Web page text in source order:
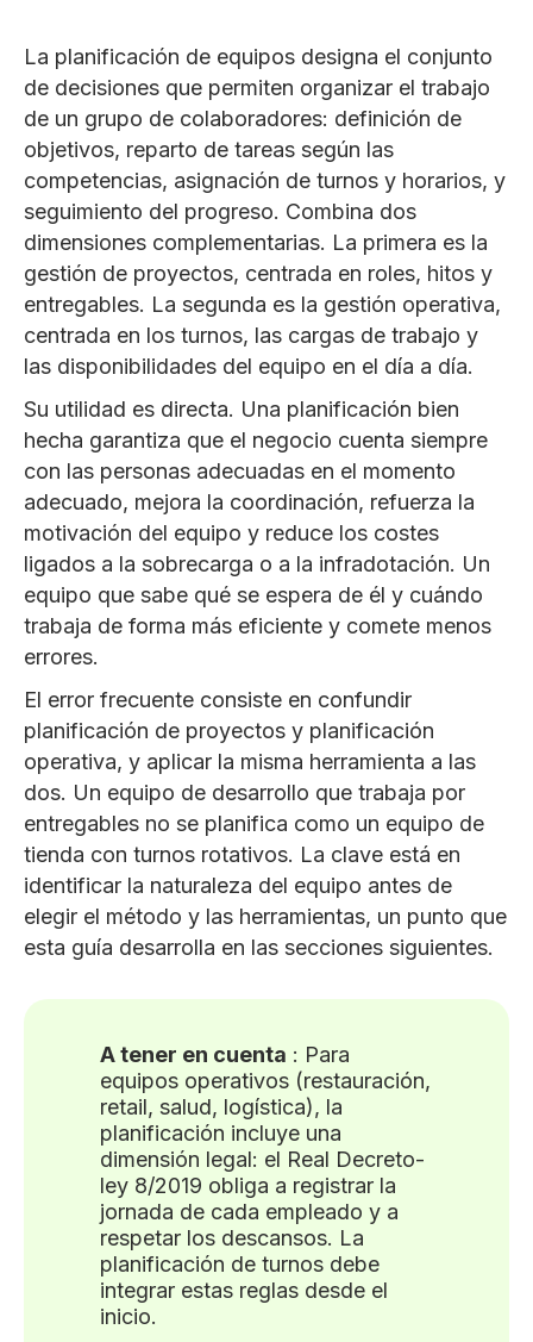
La planificación de equipos designa el conjunto
de decisiones que permiten organizar el trabajo
de un grupo de colaboradores: definición de
objetivos, reparto de tareas según las
competencias, asignación de turnos y horarios, y
seguimiento del progreso. Combina dos
dimensiones complementarias. La primera es la
gestión de proyectos, centrada en roles, hitos y
entregables. La segunda es la gestión operativa,
centrada en los turnos, las cargas de trabajo y
las disponibilidades del equipo en el día a día.
Su utilidad es directa. Una planificación bien
hecha garantiza que el negocio cuenta siempre
con las personas adecuadas en el momento
adecuado, mejora la coordinación, refuerza la
motivación del equipo y reduce los costes
ligados a la sobrecarga o a la infradotación. Un
equipo que sabe qué se espera de él y cuándo
trabaja de forma más eficiente y comete menos
errores.
El error frecuente consiste en confundir
planificación de proyectos y planificación
operativa, y aplicar la misma herramienta a las
dos. Un equipo de desarrollo que trabaja por
entregables no se planifica como un equipo de
tienda con turnos rotativos. La clave está en
identificar la naturaleza del equipo antes de
elegir el método y las herramientas, un punto que
esta guía desarrolla en las secciones siguientes.
A tener en cuenta : Para
equipos operativos (restauración,
retail, salud, logística), la
planificación incluye una
dimensión legal: el Real Decreto-
ley 8/2019 obliga a registrar la
jornada de cada empleado y a
respetar los descansos. La
planificación de turnos debe
integrar estas reglas desde el
inicio.